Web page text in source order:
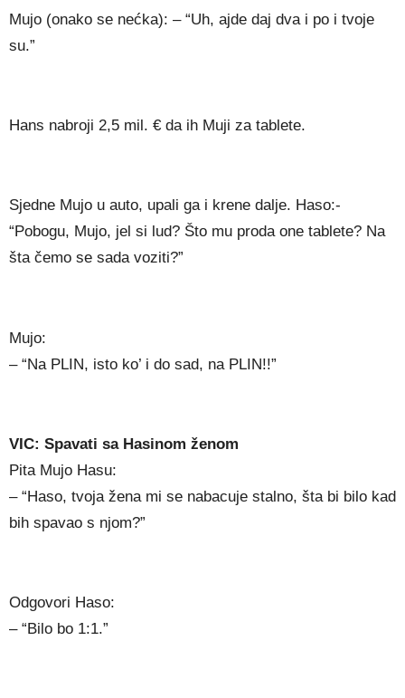
Mujo (onako se nećka): – “Uh, ajde daj dva i po i tvoje
su.”
Hans nabroji 2,5 mil. € da ih Muji za tablete.
Sjedne Mujo u auto, upali ga i krene dalje. Haso:-
“Pobogu, Mujo, jel si lud? Što mu proda one tablete? Na
šta čemo se sada voziti?”
Mujo:
– “Na PLIN, isto ko’ i do sad, na PLIN!!”
VIC: Spavati sa Hasinom ženom
Pita Mujo Hasu:
– “Haso, tvoja žena mi se nabacuje stalno, šta bi bilo kad
bih spavao s njom?”
Odgovori Haso:
– “Bilo bo 1:1.”